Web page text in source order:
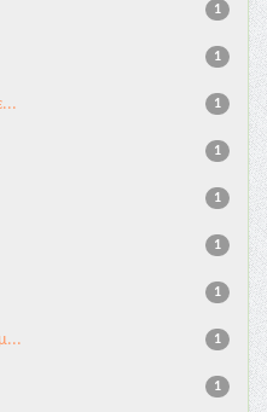
1
1
1
1
1
1
1
1
1